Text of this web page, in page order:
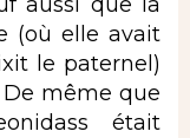
(où elle avait
le paternel)
même que
était